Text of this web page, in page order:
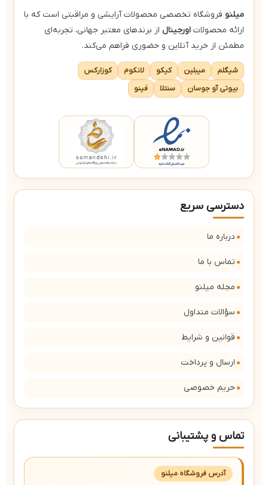
میلنو فروشگاه تخصصی محصولات آرایشی و مراقبتی است که با
ارائه محصولات اورجینال از برندهای معتبر جهانی، تجربه‌ای
مطمئن از خرید آنلاین و حضوری فراهم می‌کند.
شیگلم میبلین کیکو لانکوم
کوزارکس
بیوتی آو جوسان
سنتلا فینو
دسترسی سریع
درباره ما
تماس با ما
مجله میلنو
سؤالات متداول
قوانین و شرایط
ارسال و پرداخت
حریم خصوصی
تماس و پشتیبانی
آدرس فروشگاه میلنو